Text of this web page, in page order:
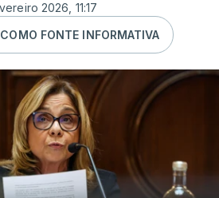
2026, 11:17
FONTE INFORMATIVA